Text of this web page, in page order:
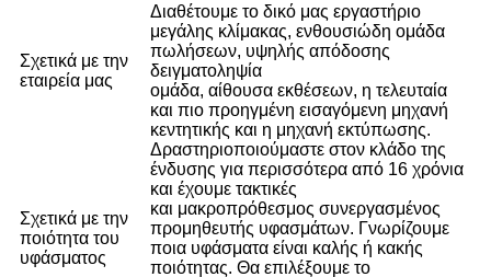
Σχετικά με την
εταιρεία μας
Διαθέτουμε το δικό μας εργαστήριο
μεγάλης κλίμακας, ενθουσιώδη ομάδα
πωλήσεων, υψηλής απόδοσης
δειγματοληψία
ομάδα, αίθουσα εκθέσεων, η τελευταία
και πιο προηγμένη εισαγόμενη μηχανή
κεντητικής και η μηχανή εκτύπωσης.
Σχετικά με την
ποιότητα του
υφάσματος
Δραστηριοποιούμαστε στον κλάδο της
ένδυσης για περισσότερα από 16 χρόνια
και έχουμε τακτικές
και μακροπρόθεσμος συνεργασμένος
προμηθευτής υφασμάτων. Γνωρίζουμε
ποια υφάσματα είναι καλής ή κακής
ποιότητας. Θα επιλέξουμε το